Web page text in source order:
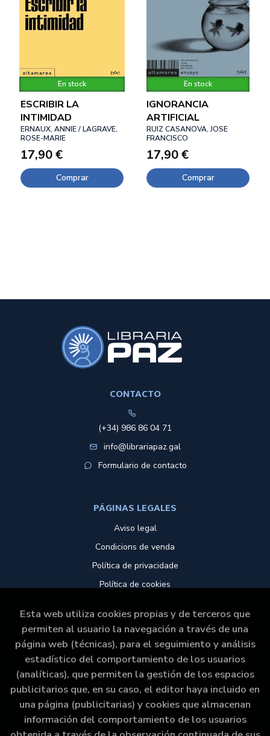
En stock
ESCRIBIR LA
INTIMIDAD
ERNAUX, ANNIE / LAGRAVE,
ROSE-MARIE
17,90 €
Comprar
En stock
IGNORANCIA
ARTIFICIAL
RUIZ CASANOVA, JOSE
FRANCISCO
17,90 €
Comprar
CONTACTO
(+34) 986 86 04 71
info@librariapaz.gal
Formulario de contacto
PÁGINAS LEGALES
Aviso legal
Condicions de venda
Política de privacidade
Política de cookies
ATENCIÓN AL CLIENTE
Quem somos
Pedidos especiais
formulario de desistencia
Esta web utiliza cookies propias y de terceros que
permiten al usuario la navegación a través de una
página web (técnicas), para el seguimiento y análisis
estadístico del comportamiento de los usuarios
(analíticas), que permiten la gestión de los espacios
publicitarios que, en su caso, el editor haya incluido en
una página (publicitarias) y cookies que almacenan
información del comportamiento de los usuarios